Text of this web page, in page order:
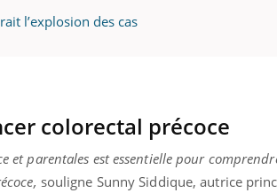
l’explosion des cas
colorectal précoce
et parentales est essentielle pour
souligne Sunny Siddique, autrice
ou
qui la rend
En 2026, l'insuline dans le
patients comme parfois chez